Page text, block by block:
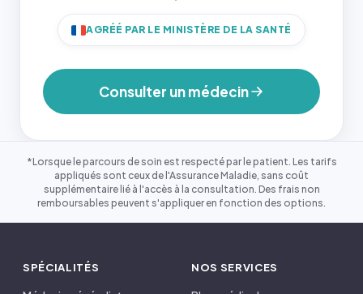
AGRÉÉ PAR LE MINISTÈRE DE LA SANTÉ
Consulter un médecin
*Lorsque le parcours de soin est respecté par le patient. Les tarifs
appliqués sont ceux de l'Assurance Maladie, sans coût
supplémentaire lié à l'accès à la consultation. Des frais non
remboursables peuvent s'appliquer en fonction des options.
SPÉCIALITÉS NOS SERVICES